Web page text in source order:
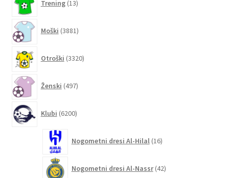
Trening 13izdelkov
Moški 3881izdelkov
Otroški 3320izdelkov
Ženski 497izdelkov
Klubi 6200izdelkov
Nogometni dresi Al-Hilal 16izdelkov
Nogometni dresi Al-Nassr 42izdelkov